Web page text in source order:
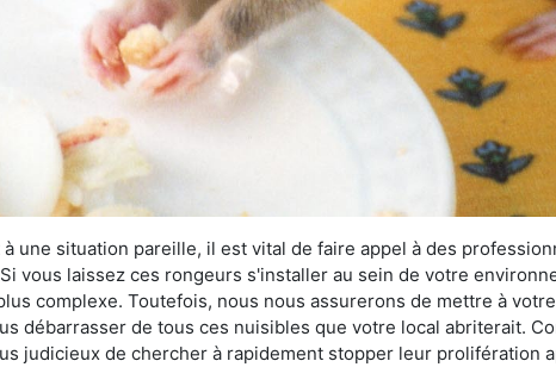
une situation pareille, il est vital de faire appel à des
vous laissez ces rongeurs s'installer au sein de votre
complexe. Toutefois, nous nous assurerons de mettre à
débarrasser de tous ces nuisibles que votre local abriterait.
judicieux de chercher à rapidement stopper leur prolifération